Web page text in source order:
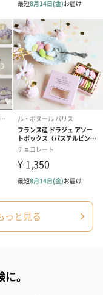
クグ
）
ドクリーム（
ッシュローズ
円）
。
セット
748円）
バスフラワー
【Thank you
っと見る
。